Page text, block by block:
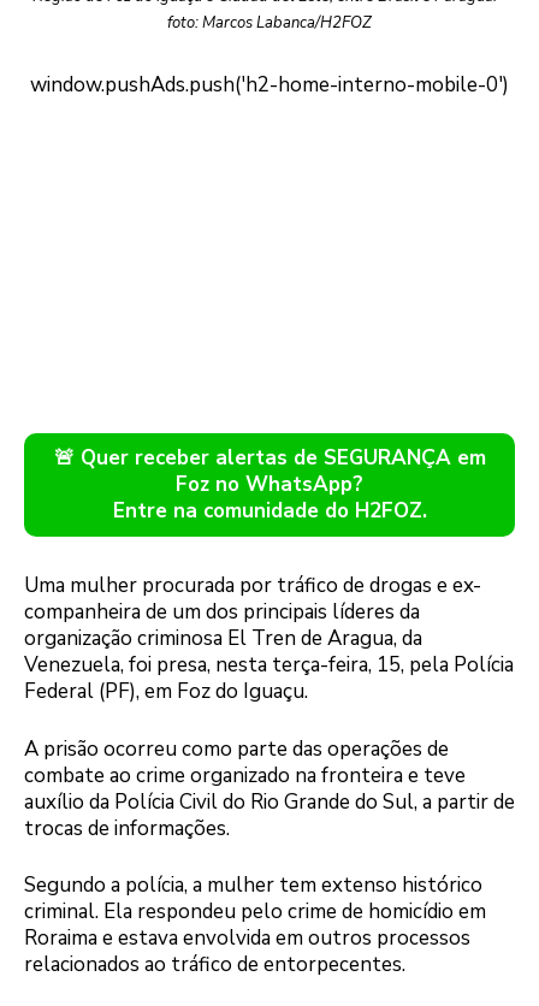
foto: Marcos Labanca/H2FOZ
🚨 Quer receber alertas de SEGURANÇA em
Foz no WhatsApp?
Entre na comunidade do H2FOZ.
Uma mulher procurada por tráfico de drogas e ex-
companheira de um dos principais líderes da
organização criminosa El Tren de Aragua, da
Venezuela, foi presa, nesta terça-feira, 15, pela Polícia
Federal (PF), em Foz do Iguaçu.
A prisão ocorreu como parte das operações de
combate ao crime organizado na fronteira e teve
auxílio da Polícia Civil do Rio Grande do Sul, a partir de
trocas de informações.
Segundo a polícia, a mulher tem extenso histórico
criminal. Ela respondeu pelo crime de homicídio em
Roraima e estava envolvida em outros processos
relacionados ao tráfico de entorpecentes.